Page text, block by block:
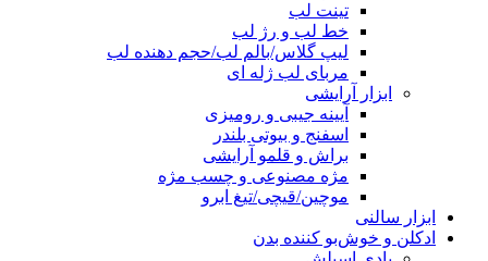
تینت لب
خط لب و رژ لب
لیپ گلاس/بالم لب/حجم دهنده لب
مربای لب ژله ای
ابزار آرایشی
آیینه جیبی و رومیزی
اسفنج و بیوتی بلندر
براش و قلمو آرایشی
مژه مصنوعی و چسب مژه
موچین/قیچی/تیغ ابرو
ابزار سالنی
ادکلن و خوش‌بو کننده بدن